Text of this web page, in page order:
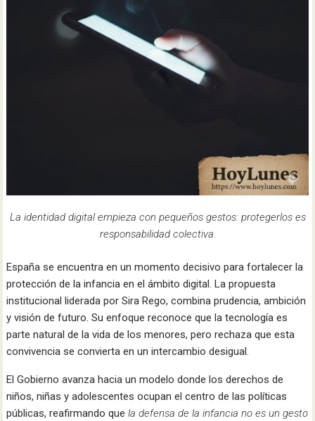
La identidad digital empieza con pequeños gestos: protegerlos es
responsabilidad colectiva.
España se encuentra en un momento decisivo para fortalecer la
protección de la infancia en el ámbito digital. La propuesta
institucional liderada por Sira Rego, combina prudencia, ambición
y visión de futuro. Su enfoque reconoce que la tecnología es
parte natural de la vida de los menores, pero rechaza que esta
convivencia se convierta en un intercambio desigual.
El Gobierno avanza hacia un modelo donde los derechos de
niños, niñas y adolescentes ocupan el centro de las políticas
públicas, reafirmando quela defensa de la infancia no es un gesto